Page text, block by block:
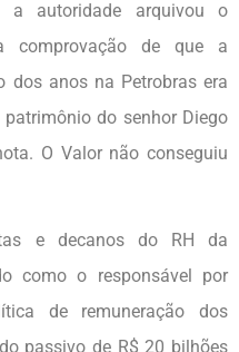
a autoridade arquivou o
comprovação de que a
dos anos na Petrobras era
do senhor Diego
O Valor não conseguiu
e decanos do RH da
como o responsável por
de remuneração dos
passivo de R$ 20 bilhões